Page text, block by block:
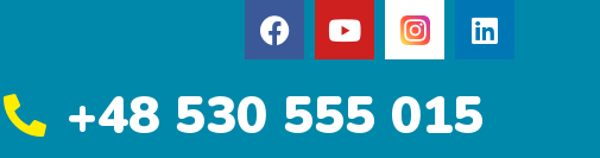
+48 530 555 015